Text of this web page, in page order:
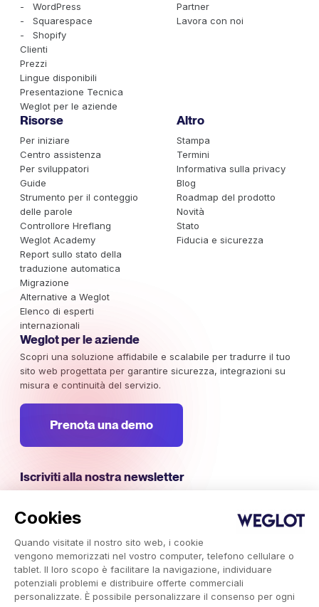
Cookies
Quando visitate il nostro sito web, i cookie
vengono memorizzati nel vostro computer, telefono cellulare o
tablet. Il loro scopo è facilitare la navigazione, individuare
potenziali problemi e distribuire offerte commerciali
personalizzate. È possibile personalizzare il consenso per ogni
- WordPress
- Squarespace
- Shopify
Clienti
Prezzi
Lingue disponibili
Presentazione Tecnica
Weglot per le aziende
Partner
Lavora con noi
Risorse
Per iniziare
Centro assistenza
Per sviluppatori
Guide
Strumento per il conteggio
delle parole
Controllore Hreflang
Weglot Academy
Report sullo stato della
traduzione automatica
Migrazione
Alternative a Weglot
Elenco di esperti
internazionali
Altro
Stampa
Termini
Informativa sulla privacy
Blog
Roadmap del prodotto
Novità
Stato
Fiducia e sicurezza
Weglot per le aziende
Scopri una soluzione affidabile e scalabile per tradurre il tuo
sito web progettata per garantire sicurezza, integrazioni su
misura e continuità del servizio.
Prenota una demo
Iscriviti alla nostra newsletter
Rimani aggiornato sulle campagne di marketing internazionali,
sulle tendenze e sulle informazioni che meritano la tua
attenzione.
Iscriviti ora